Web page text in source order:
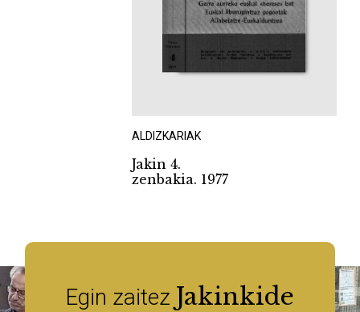
ALDIZKARIAK
Jakin 4.
zenbakia. 1977
Egin zaitez Jakinkide